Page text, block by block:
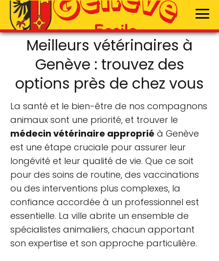
Meilleurs vétérinaires à
Genève : trouvez des
options près de chez vous
La santé et le bien-être de nos compagnons
animaux sont une priorité, et trouver le
médecin vétérinaire approprié à Genève
est une étape cruciale pour assurer leur
longévité et leur qualité de vie. Que ce soit
pour des soins de routine, des vaccinations
ou des interventions plus complexes, la
confiance accordée à un professionnel est
essentielle. La ville abrite un ensemble de
spécialistes animaliers, chacun apportant
son expertise et son approche particulière.